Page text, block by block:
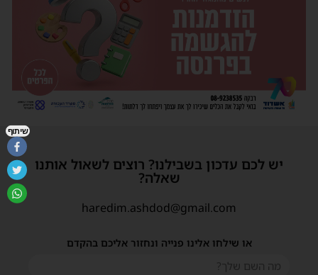
יש לכם עדכון בשבילנו? רוצים לשאול אותנו
שאלה?
haredim.ashdod@gmail.com
או שילחו אלינו פנייה ונחזור אליכם בהקדם
שיתוף